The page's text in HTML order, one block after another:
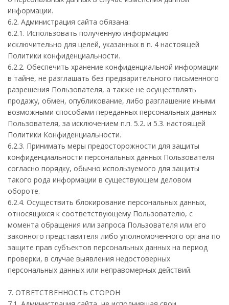
информации.
6.2. Администрация сайта обязана:
6.2.1. Использовать полученную информацию
исключительно для целей, указанных в п. 4 настоящей
Политики конфиденциальности.
6.2.2. Обеспечить хранение конфиденциальной информации
в тайне, не разглашать без предварительного письменного
разрешения Пользователя, а также не осуществлять
продажу, обмен, опубликование, либо разглашение иными
возможными способами переданных персональных данных
Пользователя, за исключением п.п. 5.2. и 5.3. настоящей
Политики Конфиденциальности.
6.2.3. Принимать меры предосторожности для защиты
конфиденциальности персональных данных Пользователя
согласно порядку, обычно используемого для защиты
такого рода информации в существующем деловом
обороте.
6.2.4. Осуществить блокирование персональных данных,
относящихся к соответствующему Пользователю, с
момента обращения или запроса Пользователя или его
законного представителя либо уполномоченного органа по
защите прав субъектов персональных данных на период
проверки, в случае выявления недостоверных
персональных данных или неправомерных действий.
7. ОТВЕТСТВЕННОСТЬ СТОРОН